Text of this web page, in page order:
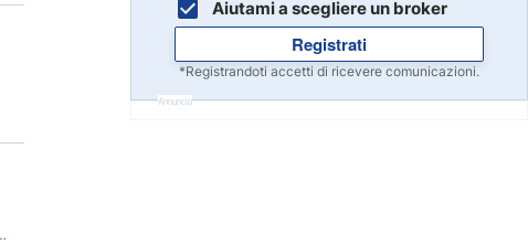
Inizia
Aiutami a scegliere un broker
Registrati
*Registrandoti accetti di ricevere comunicazioni.
Annuncio